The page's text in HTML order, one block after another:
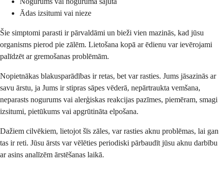
Ādas izsitumi vai nieze
Šie simptomi parasti ir pārvaldāmi un bieži vien mazinās, kad jūsu
organisms pierod pie zālēm. Lietošana kopā ar ēdienu var ievērojami
palīdzēt ar gremošanas problēmām.
Nopietnākas blakusparādības ir retas, bet var rasties. Jums jāsazinās ar
savu ārstu, ja Jums ir stipras sāpes vēderā, nepārtraukta vemšana,
neparasts nogurums vai alerģiskas reakcijas pazīmes, piemēram, smagi
izsitumi, pietūkums vai apgrūtināta elpošana.
Dažiem cilvēkiem, lietojot šīs zāles, var rasties aknu problēmas, lai gan
tas ir reti. Jūsu ārsts var vēlēties periodiski pārbaudīt jūsu aknu darbību
ar asins analīzēm ārstēšanas laikā.